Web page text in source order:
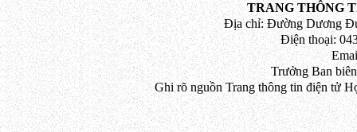
TRANG THÔNG
Địa chỉ: Đường Dương
Điện thoại:
Trưởng Ban
Ghi rõ nguồn Trang thông tin điện tử